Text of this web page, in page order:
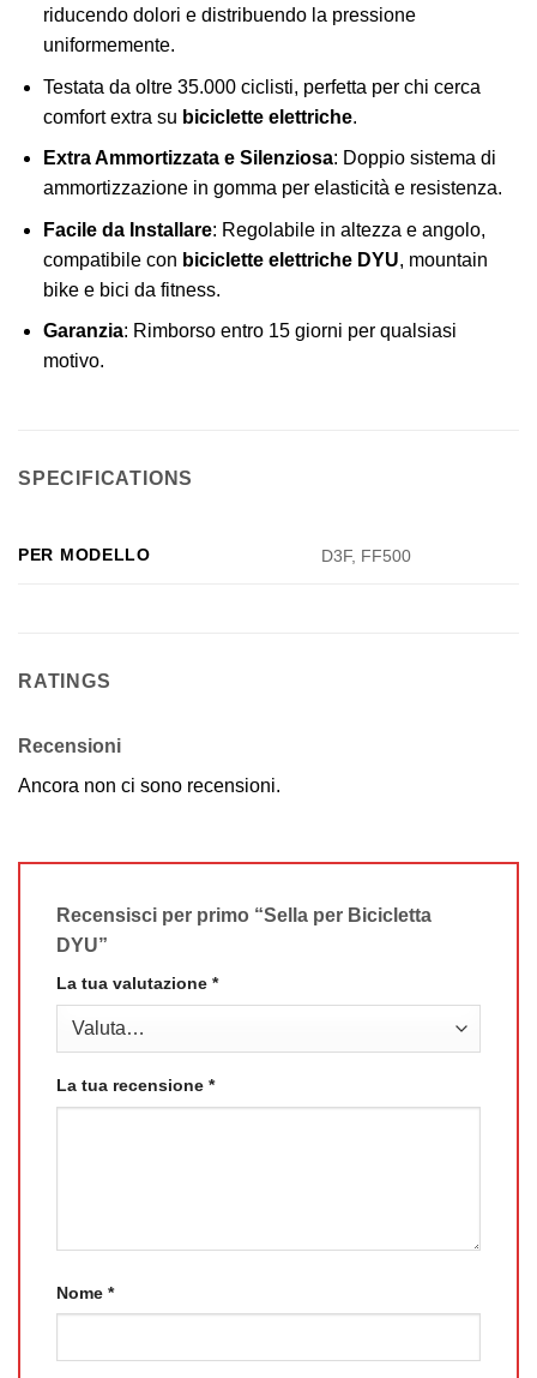
riducendo dolori e distribuendo la pressione
uniformemente.
Testata da oltre 35.000 ciclisti, perfetta per chi cerca
comfort extra su biciclette elettriche.
Extra Ammortizzata e Silenziosa: Doppio sistema di
ammortizzazione in gomma per elasticità e resistenza.
Facile da Installare: Regolabile in altezza e angolo,
compatibile con biciclette elettriche DYU, mountain
bike e bici da fitness.
Garanzia: Rimborso entro 15 giorni per qualsiasi
motivo.
SPECIFICATIONS
PER MODELLO D3F, FF500
RATINGS
Recensioni
Ancora non ci sono recensioni.
Recensisci per primo “Sella per Bicicletta
DYU”
La tua valutazione *
La tua recensione *
Nome *